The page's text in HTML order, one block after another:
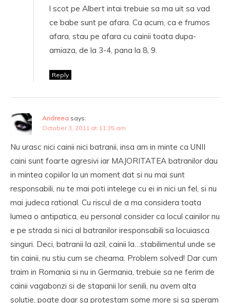
l scot pe Albert intai trebuie sa ma uit sa vad
ce babe sunt pe afara. Ca acum, ca e frumos
afara, stau pe afara cu cainii toata dupa-
amiaza, de la 3-4, pana la 8, 9.
Reply
Andreea says:
October 3, 2011 at 11:35 am
Nu urasc nici cainii nici batranii, insa am in minte ca UNII
caini sunt foarte agresivi iar MAJORITATEA batranilor dau
in mintea copiilor la un moment dat si nu mai sunt
responsabili, nu te mai poti intelege cu ei in nici un fel, si nu
mai judeca rational. Cu riscul de a ma considera toata
lumea o antipatica, eu personal consider ca locul cainilor nu
e pe strada si nici al batranilor iresponsabili sa locuiasca
singuri. Deci, batranii la azil, cainii la…stabilimentul unde se
tin cainii, nu stiu cum se cheama. Problem solved! Dar cum
traim in Romania si nu in Germania, trebuie sa ne ferim de
cainii vagabonzi si de stapanii lor senili, nu avem alta
solutie, poate doar sa protestam some more si sa speram